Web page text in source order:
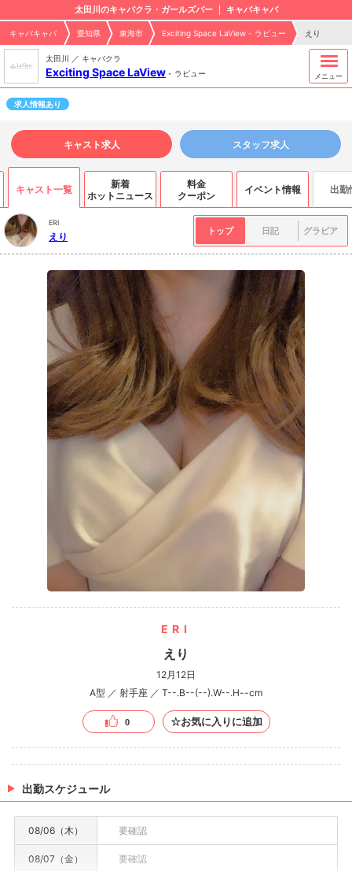
太田川のキャバクラ・ガールズバー キャバキャバ
キャバキャバ 愛知県 東海市 Exciting Space LaView - ラビュー えり
太田川 ／ キャバクラ
Exciting Space LaView - ラビュー メニュー
求人情報あり
キャスト求人 スタッフ求人
キャスト一覧
新着
ホットニュース
料金
クーポン
イベント情報 出勤
ERI
えり トップ 日記 グラビア
ERI
えり
12月12日
A型 ／ 射手座 ／ T--.B--(--).W--.H--cm
0 ☆お気に入りに追加
出勤スケジュール
08/06（木） 要確認
08/07（金） 要確認